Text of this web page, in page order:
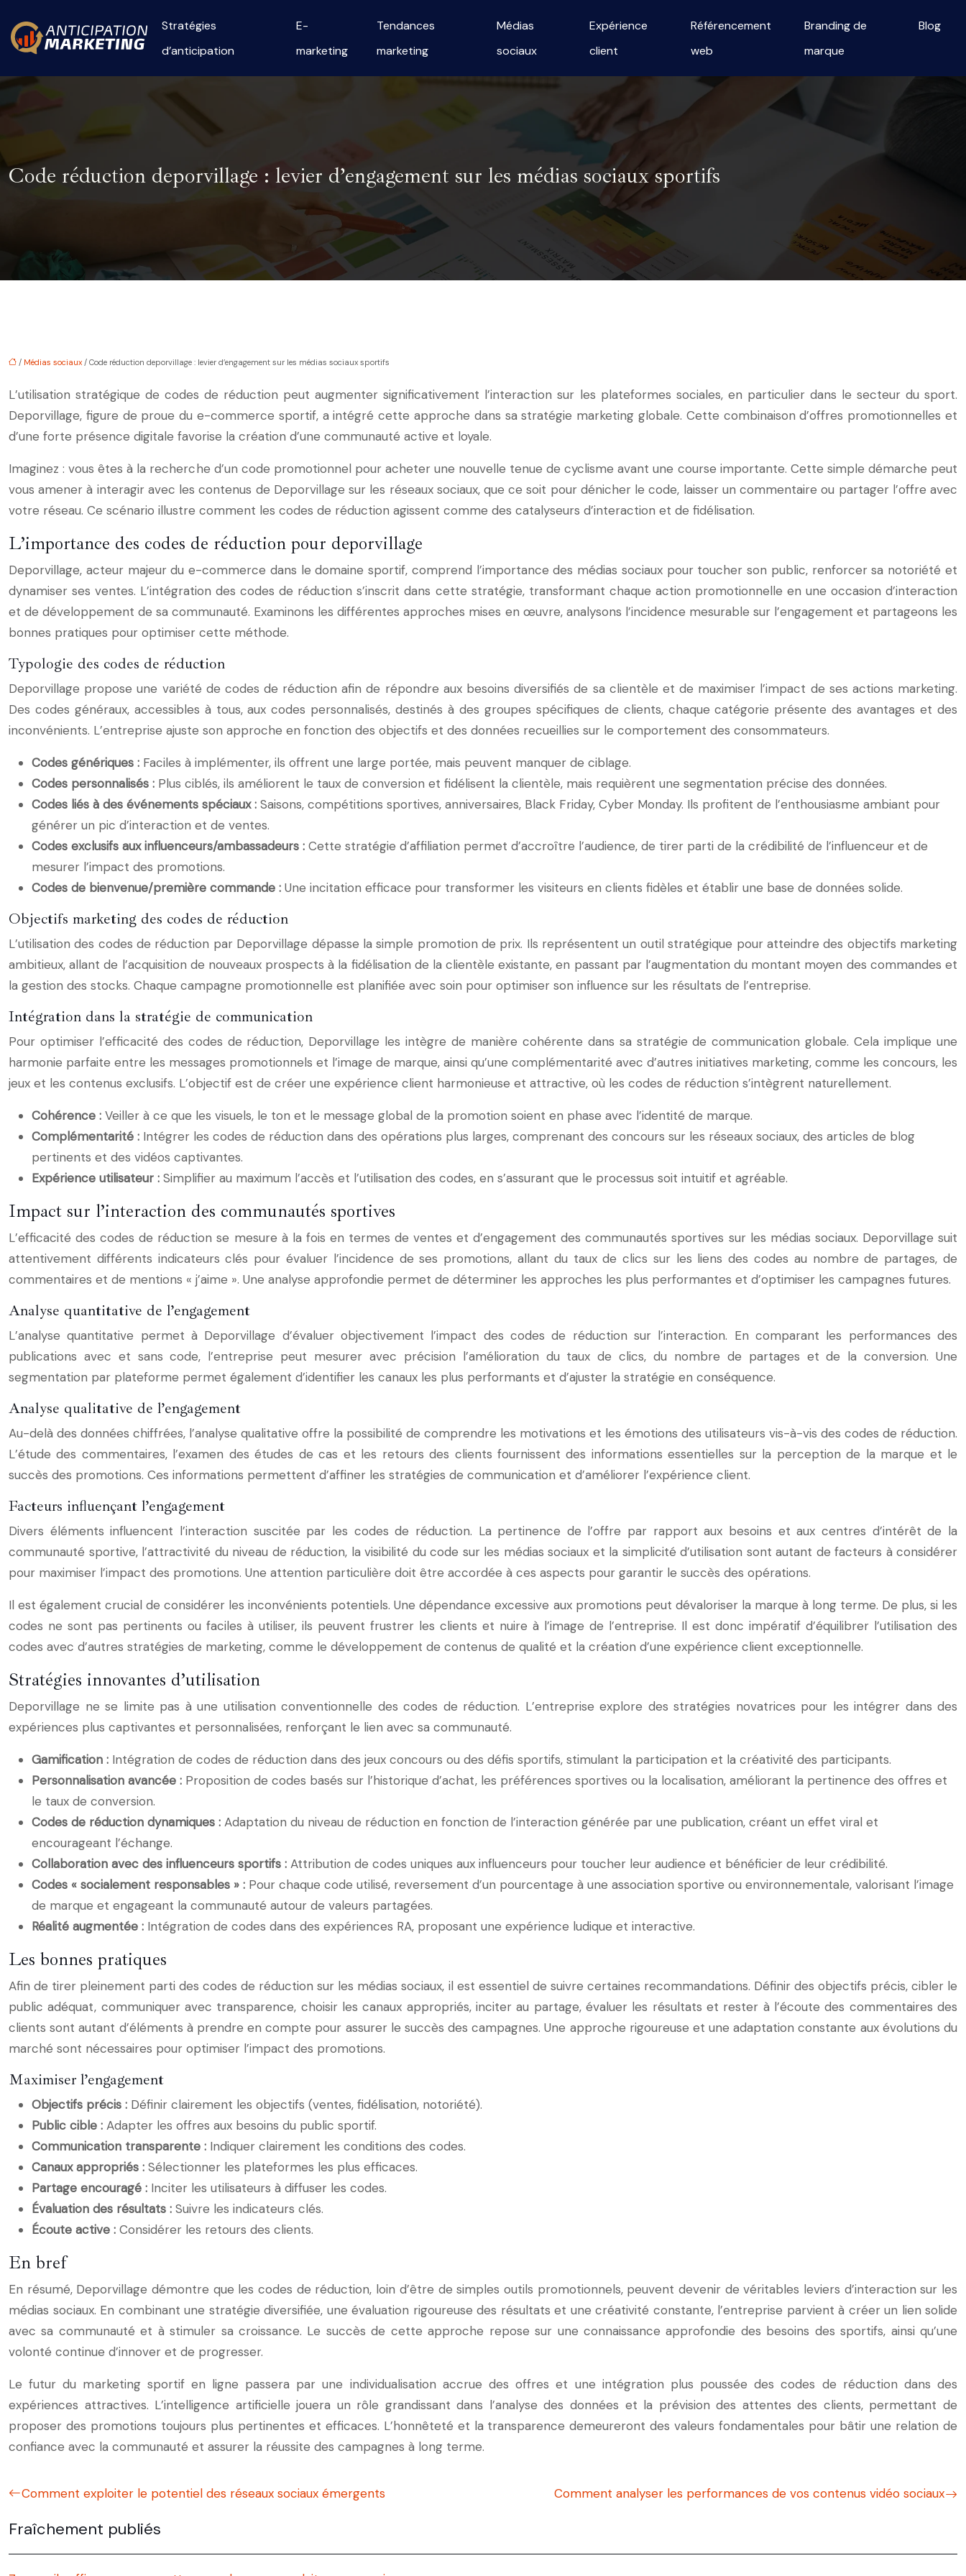
Stratégies
d’anticipation
E-
marketing
Tendances
marketing
Médias
sociaux
Expérience
client
Référencement
web
Branding de
marque
Blog
Code réduction deporvillage : levier d’engagement sur les médias sociaux sportifs
/ Médias sociaux / Code réduction deporvillage : levier d’engagement sur les médias sociaux sportifs
L’utilisation stratégique de codes de réduction peut augmenter significativement l’interaction sur les plateformes sociales, en particulier dans le secteur du sport.
Deporvillage, figure de proue du e-commerce sportif, a intégré cette approche dans sa stratégie marketing globale. Cette combinaison d’offres promotionnelles et
d’une forte présence digitale favorise la création d’une communauté active et loyale.
Imaginez : vous êtes à la recherche d’un code promotionnel pour acheter une nouvelle tenue de cyclisme avant une course importante. Cette simple démarche peut
vous amener à interagir avec les contenus de Deporvillage sur les réseaux sociaux, que ce soit pour dénicher le code, laisser un commentaire ou partager l’offre avec
votre réseau. Ce scénario illustre comment les codes de réduction agissent comme des catalyseurs d’interaction et de fidélisation.
L’importance des codes de réduction pour deporvillage
Deporvillage, acteur majeur du e-commerce dans le domaine sportif, comprend l’importance des médias sociaux pour toucher son public, renforcer sa notoriété et
dynamiser ses ventes. L’intégration des codes de réduction s’inscrit dans cette stratégie, transformant chaque action promotionnelle en une occasion d’interaction
et de développement de sa communauté. Examinons les différentes approches mises en œuvre, analysons l’incidence mesurable sur l’engagement et partageons les
bonnes pratiques pour optimiser cette méthode.
Typologie des codes de réduction
Deporvillage propose une variété de codes de réduction afin de répondre aux besoins diversifiés de sa clientèle et de maximiser l’impact de ses actions marketing.
Des codes généraux, accessibles à tous, aux codes personnalisés, destinés à des groupes spécifiques de clients, chaque catégorie présente des avantages et des
inconvénients. L’entreprise ajuste son approche en fonction des objectifs et des données recueillies sur le comportement des consommateurs.
Codes génériques : Faciles à implémenter, ils offrent une large portée, mais peuvent manquer de ciblage.
Codes personnalisés : Plus ciblés, ils améliorent le taux de conversion et fidélisent la clientèle, mais requièrent une segmentation précise des données.
Codes liés à des événements spéciaux : Saisons, compétitions sportives, anniversaires, Black Friday, Cyber Monday. Ils profitent de l’enthousiasme ambiant pour
générer un pic d’interaction et de ventes.
Codes exclusifs aux influenceurs/ambassadeurs : Cette stratégie d’affiliation permet d’accroître l’audience, de tirer parti de la crédibilité de l’influenceur et de
mesurer l’impact des promotions.
Codes de bienvenue/première commande : Une incitation efficace pour transformer les visiteurs en clients fidèles et établir une base de données solide.
Objectifs marketing des codes de réduction
L’utilisation des codes de réduction par Deporvillage dépasse la simple promotion de prix. Ils représentent un outil stratégique pour atteindre des objectifs marketing
ambitieux, allant de l’acquisition de nouveaux prospects à la fidélisation de la clientèle existante, en passant par l’augmentation du montant moyen des commandes et
la gestion des stocks. Chaque campagne promotionnelle est planifiée avec soin pour optimiser son influence sur les résultats de l’entreprise.
Intégration dans la stratégie de communication
Pour optimiser l’efficacité des codes de réduction, Deporvillage les intègre de manière cohérente dans sa stratégie de communication globale. Cela implique une
harmonie parfaite entre les messages promotionnels et l’image de marque, ainsi qu’une complémentarité avec d’autres initiatives marketing, comme les concours, les
jeux et les contenus exclusifs. L’objectif est de créer une expérience client harmonieuse et attractive, où les codes de réduction s’intègrent naturellement.
Cohérence : Veiller à ce que les visuels, le ton et le message global de la promotion soient en phase avec l’identité de marque.
Complémentarité : Intégrer les codes de réduction dans des opérations plus larges, comprenant des concours sur les réseaux sociaux, des articles de blog
pertinents et des vidéos captivantes.
Expérience utilisateur : Simplifier au maximum l’accès et l’utilisation des codes, en s’assurant que le processus soit intuitif et agréable.
Impact sur l’interaction des communautés sportives
L’efficacité des codes de réduction se mesure à la fois en termes de ventes et d’engagement des communautés sportives sur les médias sociaux. Deporvillage suit
attentivement différents indicateurs clés pour évaluer l’incidence de ses promotions, allant du taux de clics sur les liens des codes au nombre de partages, de
commentaires et de mentions « j’aime ». Une analyse approfondie permet de déterminer les approches les plus performantes et d’optimiser les campagnes futures.
Analyse quantitative de l’engagement
L’analyse quantitative permet à Deporvillage d’évaluer objectivement l’impact des codes de réduction sur l’interaction. En comparant les performances des
publications avec et sans code, l’entreprise peut mesurer avec précision l’amélioration du taux de clics, du nombre de partages et de la conversion. Une
segmentation par plateforme permet également d’identifier les canaux les plus performants et d’ajuster la stratégie en conséquence.
Analyse qualitative de l’engagement
Au-delà des données chiffrées, l’analyse qualitative offre la possibilité de comprendre les motivations et les émotions des utilisateurs vis-à-vis des codes de réduction.
L’étude des commentaires, l’examen des études de cas et les retours des clients fournissent des informations essentielles sur la perception de la marque et le
succès des promotions. Ces informations permettent d’affiner les stratégies de communication et d’améliorer l’expérience client.
Facteurs influençant l’engagement
Divers éléments influencent l’interaction suscitée par les codes de réduction. La pertinence de l’offre par rapport aux besoins et aux centres d’intérêt de la
communauté sportive, l’attractivité du niveau de réduction, la visibilité du code sur les médias sociaux et la simplicité d’utilisation sont autant de facteurs à considérer
pour maximiser l’impact des promotions. Une attention particulière doit être accordée à ces aspects pour garantir le succès des opérations.
Il est également crucial de considérer les inconvénients potentiels. Une dépendance excessive aux promotions peut dévaloriser la marque à long terme. De plus, si les
codes ne sont pas pertinents ou faciles à utiliser, ils peuvent frustrer les clients et nuire à l’image de l’entreprise. Il est donc impératif d’équilibrer l’utilisation des
codes avec d’autres stratégies de marketing, comme le développement de contenus de qualité et la création d’une expérience client exceptionnelle.
Stratégies innovantes d’utilisation
Deporvillage ne se limite pas à une utilisation conventionnelle des codes de réduction. L’entreprise explore des stratégies novatrices pour les intégrer dans des
expériences plus captivantes et personnalisées, renforçant le lien avec sa communauté.
Gamification : Intégration de codes de réduction dans des jeux concours ou des défis sportifs, stimulant la participation et la créativité des participants.
Personnalisation avancée : Proposition de codes basés sur l’historique d’achat, les préférences sportives ou la localisation, améliorant la pertinence des offres et
le taux de conversion.
Codes de réduction dynamiques : Adaptation du niveau de réduction en fonction de l’interaction générée par une publication, créant un effet viral et
encourageant l’échange.
Collaboration avec des influenceurs sportifs : Attribution de codes uniques aux influenceurs pour toucher leur audience et bénéficier de leur crédibilité.
Codes « socialement responsables » : Pour chaque code utilisé, reversement d’un pourcentage à une association sportive ou environnementale, valorisant l’image
de marque et engageant la communauté autour de valeurs partagées.
Réalité augmentée : Intégration de codes dans des expériences RA, proposant une expérience ludique et interactive.
Les bonnes pratiques
Afin de tirer pleinement parti des codes de réduction sur les médias sociaux, il est essentiel de suivre certaines recommandations. Définir des objectifs précis, cibler le
public adéquat, communiquer avec transparence, choisir les canaux appropriés, inciter au partage, évaluer les résultats et rester à l’écoute des commentaires des
clients sont autant d’éléments à prendre en compte pour assurer le succès des campagnes. Une approche rigoureuse et une adaptation constante aux évolutions du
marché sont nécessaires pour optimiser l’impact des promotions.
Maximiser l’engagement
Objectifs précis : Définir clairement les objectifs (ventes, fidélisation, notoriété).
Public cible : Adapter les offres aux besoins du public sportif.
Communication transparente : Indiquer clairement les conditions des codes.
Canaux appropriés : Sélectionner les plateformes les plus efficaces.
Partage encouragé : Inciter les utilisateurs à diffuser les codes.
Évaluation des résultats : Suivre les indicateurs clés.
Écoute active : Considérer les retours des clients.
En bref
En résumé, Deporvillage démontre que les codes de réduction, loin d’être de simples outils promotionnels, peuvent devenir de véritables leviers d’interaction sur les
médias sociaux. En combinant une stratégie diversifiée, une évaluation rigoureuse des résultats et une créativité constante, l’entreprise parvient à créer un lien solide
avec sa communauté et à stimuler sa croissance. Le succès de cette approche repose sur une connaissance approfondie des besoins des sportifs, ainsi qu’une
volonté continue d’innover et de progresser.
Le futur du marketing sportif en ligne passera par une individualisation accrue des offres et une intégration plus poussée des codes de réduction dans des
expériences attractives. L’intelligence artificielle jouera un rôle grandissant dans l’analyse des données et la prévision des attentes des clients, permettant de
proposer des promotions toujours plus pertinentes et efficaces. L’honnêteté et la transparence demeureront des valeurs fondamentales pour bâtir une relation de
confiance avec la communauté et assurer la réussite des campagnes à long terme.
Comment exploiter le potentiel des réseaux sociaux émergents Comment analyser les performances de vos contenus vidéo sociaux
Fraîchement publiés